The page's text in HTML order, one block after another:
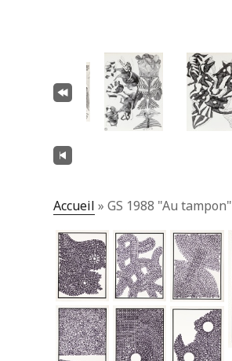
Accueil »GS 1988 "Au tampon"